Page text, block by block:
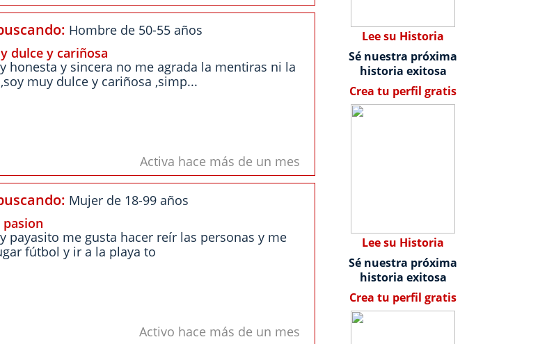
Hombre de 50-55 años
dulce y cariñosa
honesta y sincera no me agrada la mentiras ni la
muy dulce y cariñosa ,simp...
Activa hace más de un mes
Mujer de 18-99 años
payasito me gusta hacer reír las personas y me
fútbol y ir a la playa to
Activo hace más de un mes
Lee su Historia
Sé nuestra próxima
historia exitosa
Crea tu perfil gratis
Lee su Historia
Sé nuestra próxima
historia exitosa
Crea tu perfil gratis